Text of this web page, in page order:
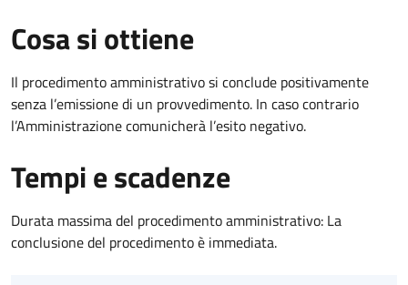
Cosa si ottiene
Il procedimento amministrativo si conclude positivamente
senza l’emissione di un provvedimento. In caso contrario
l’Amministrazione comunicherà l’esito negativo.
Tempi e scadenze
Durata massima del procedimento amministrativo: La
conclusione del procedimento è immediata.